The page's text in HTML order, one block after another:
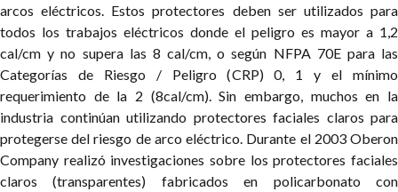
arcos eléctricos. Estos protectores deben ser utilizados para
todos los trabajos eléctricos donde el peligro es mayor a 1,2
cal/cm y no supera las 8 cal/cm, o según NFPA 70E para las
Categorías de Riesgo / Peligro (CRP) 0, 1 y el mínimo
requerimiento de la 2 (8cal/cm). Sin embargo, muchos en la
industria continúan utilizando protectores faciales claros para
protegerse del riesgo de arco eléctrico. Durante el 2003 Oberon
Company realizó investigaciones sobre los protectores faciales
claros (transparentes) fabricados en policarbonato con